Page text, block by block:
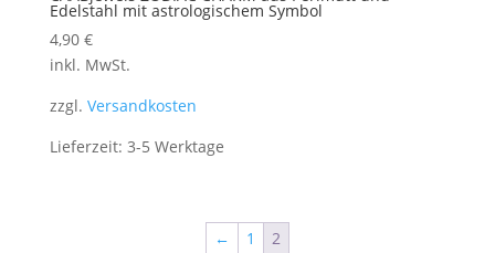
Edelstahl mit astrologischem Symbol
4,90 €
inkl. MwSt.
zzgl. Versandkosten
Lieferzeit: 3-5 Werktage
← 1 2